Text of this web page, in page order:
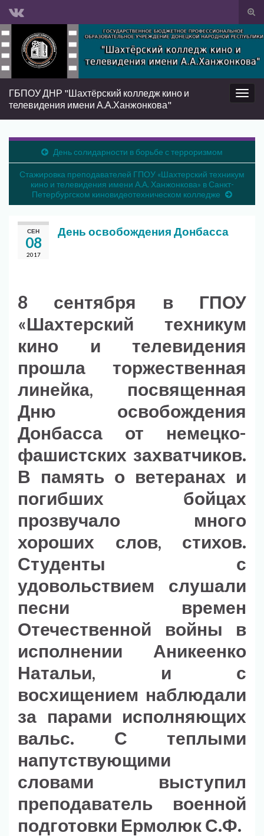
Вкл/
Search for:
Вкл/
ГБПОУ ДНР "Шахтёрский колледж кино и
телевидения имени А.А.Ханжонкова"
День солидарности в борьбе с терроризмом
Стажировка преподавателей ГПОУ «Шахтерский техникум
кино и телевидения имени А.А. Ханжонкова» в Санкт-
Петербургском киновидеотехническом колледже
СЕН
08
2017
День освобождения Донбасса
8 сентября в ГПОУ
«Шахтерский техникум
кино и телевидения
прошла торжественная
линейка, посвященная
Дню освобождения
Донбасса от немецко-
фашистских захватчиков.
В память о ветеранах и
погибших бойцах
прозвучало много
хороших слов, стихов.
Студенты с
удовольствием слушали
песни времен
Отечественной войны в
исполнении Аникеенко
Натальи, и с
восхищением наблюдали
за парами исполняющих
вальс. С теплыми
напутствующими
словами выступил
преподаватель военной
подготовки Ермолюк С.Ф.